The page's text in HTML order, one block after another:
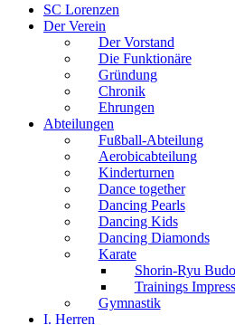
SC Lorenzen
Der Verein
Der Vorstand
Die Funktionäre
Gründung
Chronik
Ehrungen
Abteilungen
Fußball-Abteilung
Aerobicabteilung
Kinderturnen
Dance together
Dancing Pearls
Dancing Kids
Dancing Diamonds
Karate
Shorin-Ryu
Trainings
Gymnastik
I. Herren